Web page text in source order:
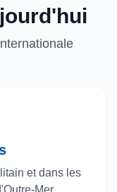
et dans les
Mer.